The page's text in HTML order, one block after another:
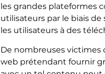
les grandes plateformes
utilisateurs par le biais
les utilisateurs à des
De nombreuses victimes
web prétendant fournir